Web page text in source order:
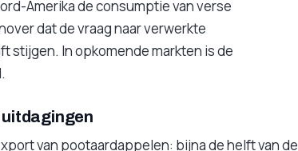
Amerika de consumptie van verse
dat de vraag naar verwerkte
stijgen. In opkomende markten is de
van pootaardappelen: bijna de helft van de